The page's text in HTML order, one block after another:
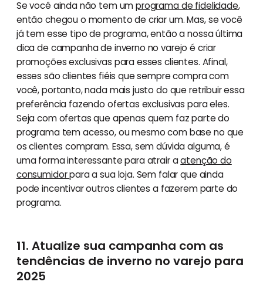
Se você ainda não tem umprograma de fidelidade,
então chegou o momento de criar um. Mas, se você
já tem esse tipo de programa, então a nossa última
dica de campanha de inverno no varejo é criar
promoções exclusivas para esses clientes. Afinal,
esses são clientes fiéis que sempre compra com
você, portanto, nada mais justo do que retribuir essa
preferência fazendo ofertas exclusivas para eles.
Seja com ofertas que apenas quem faz parte do
programa tem acesso, ou mesmo com base no que
os clientes compram. Essa, sem dúvida alguma, é
uma forma interessante para atrair aatenção do
consumidorpara a sua loja. Sem falar que ainda
pode incentivar outros clientes a fazerem parte do
programa.
11. Atualize sua campanha com as
tendências de inverno no varejo para
2025